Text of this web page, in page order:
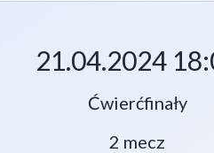
21.04.2024
Ćwierćfinały
2 mecz